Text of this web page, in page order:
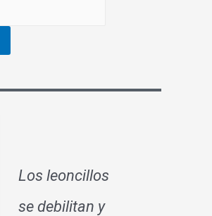
Los leoncillos
se debilitan y